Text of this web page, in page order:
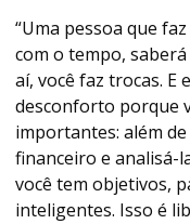
“Uma pessoa que
com o tempo,
aí, você faz trocas. E
desconforto porque
importantes: além
financeiro e analisá-
você tem objetivos,
inteligentes. Isso é